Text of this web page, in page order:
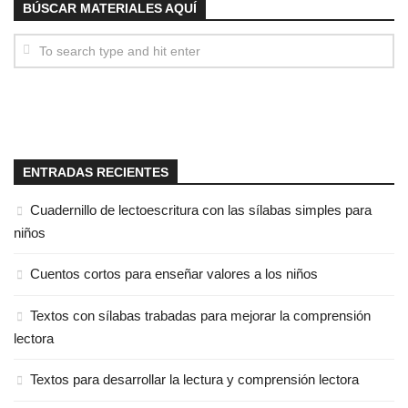
BÚSCAR MATERIALES AQUÍ
ENTRADAS RECIENTES
Cuadernillo de lectoescritura con las sílabas simples para
niños
Cuentos cortos para enseñar valores a los niños
Textos con sílabas trabadas para mejorar la comprensión
lectora
Textos para desarrollar la lectura y comprensión lectora